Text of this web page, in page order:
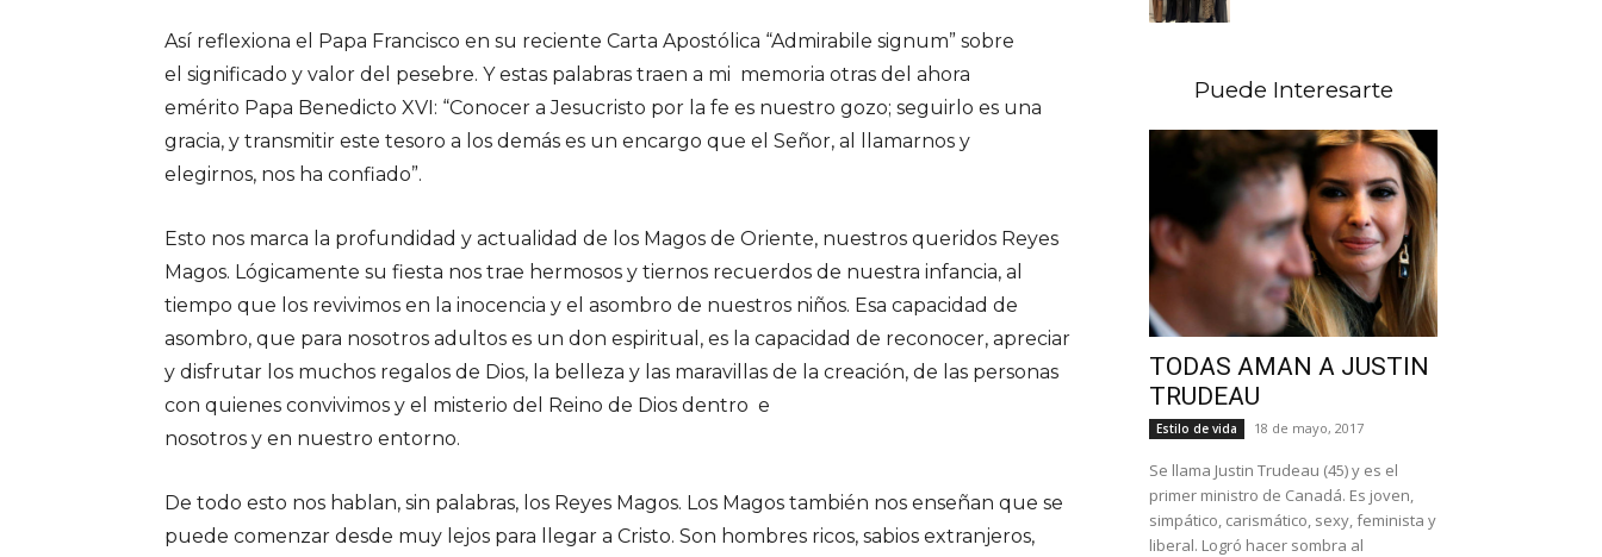
Así reflexiona el Papa Francisco en su reciente Carta Apostólica “Admirabile signum” sobre
el significado y valor del pesebre. Y estas palabras traen a mi memoria otras del ahora
emérito Papa Benedicto XVI: “Conocer a Jesucristo por la fe es nuestro gozo; seguirlo es una
gracia, y transmitir este tesoro a los demás es un encargo que el Señor, al llamarnos y
elegirnos, nos ha confiado”.
Esto nos marca la profundidad y actualidad de los Magos de Oriente, nuestros queridos Reyes
Magos. Lógicamente su fiesta nos trae hermosos y tiernos recuerdos de nuestra infancia, al
tiempo que los revivimos en la inocencia y el asombro de nuestros niños. Esa capacidad de
asombro, que para nosotros adultos es un don espiritual, es la capacidad de reconocer, apreciar
y disfrutar los muchos regalos de Dios, la belleza y las maravillas de la creación, de las personas
con quienes convivimos y el misterio del Reino de Dios dentro e
nosotros y en nuestro entorno.
De todo esto nos hablan, sin palabras, los Reyes Magos. Los Magos también nos enseñan que se
puede comenzar desde muy lejos para llegar a Cristo. Son hombres ricos, sabios extranjeros,
Puede Interesarte
TODAS AMAN A JUSTIN
TRUDEAU
Estilo de vida 18 de mayo, 2017
Se llama Justin Trudeau (45) y es el
primer ministro de Canadá. Es joven,
simpático, carismático, sexy, feminista y
liberal. Logró hacer sombra al